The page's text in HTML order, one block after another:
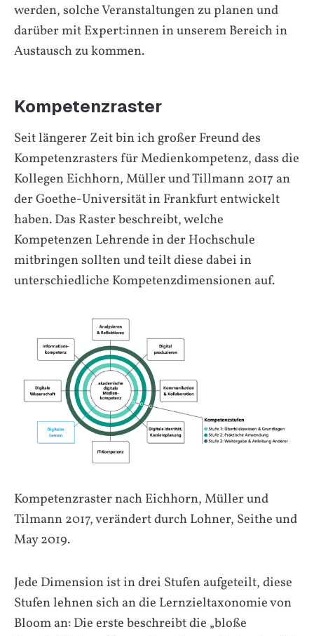
werden, solche Veranstaltungen zu planen und
darüber mit Expert:innen in unserem Bereich in
Austausch zu kommen.
Kompetenzraster
Seit längerer Zeit bin ich großer Freund des
Kompetenzrasters für Medienkompetenz, dass die
Kollegen Eichhorn, Müller und Tillmann 2017 an
der Goethe-Universität in Frankfurt entwickelt
haben. Das Raster beschreibt, welche
Kompetenzen Lehrende in der Hochschule
mitbringen sollten und teilt diese dabei in
unterschiedliche Kompetenzdimensionen auf.
Kompetenzraster nach Eichhorn, Müller und
Tilmann 2017, verändert durch Lohner, Seithe und
May 2019.
Jede Dimension ist in drei Stufen aufgeteilt, diese
Stufen lehnen sich an die Lernzieltaxonomie von
Bloom an: Die erste beschreibt die „bloße